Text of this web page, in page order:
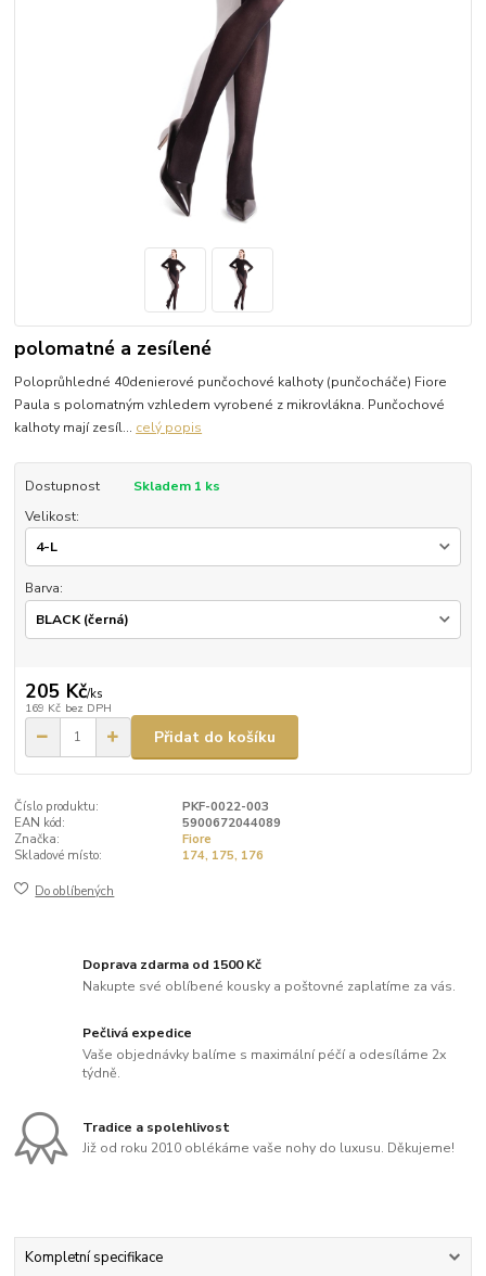
polomatné a zesílené
Poloprůhledné 40denierové punčochové kalhoty (punčocháče) Fiore
Paula s polomatným vzhledem vyrobené z mikrovlákna. Punčochové
kalhoty mají zesíl... celý popis
Dostupnost
Skladem 1 ks
Velikost:
Barva:
205 Kč/ks
169 Kč bez DPH
Přidat do košíku
Číslo produktu:
PKF-0022-003
EAN kód:
5900672044089
Značka:
Fiore
Skladové místo:
174, 175, 176
Do oblíbených
Doprava zdarma od 1500 Kč
Nakupte své oblíbené kousky a poštovné zaplatíme za vás.
Pečlivá expedice
Vaše objednávky balíme s maximální péčí a odesíláme 2x
týdně.
Tradice a spolehlivost
Již od roku 2010 oblékáme vaše nohy do luxusu. Děkujeme!
Kompletní specifikace